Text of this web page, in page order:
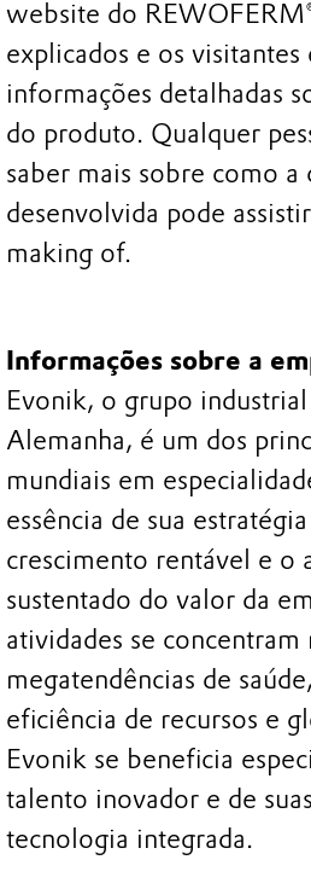
website do
explicados e os visitantes
informações detalhadas
do produto. Qualquer
saber mais sobre como a
desenvolvida pode
making of.
Informações sobre a
Evonik, o grupo
Alemanha, é um dos
mundiais em
essência de sua
crescimento rentável e o
sustentado do valor da
atividades se concentram
megatendências de
eficiência de recursos e
Evonik se beneficia
talento inovador e de
tecnologia integrada.